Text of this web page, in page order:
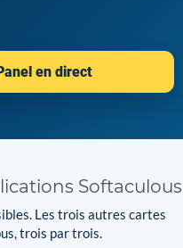
en direct
Softaculous
Les trois autres cartes
trois par trois.